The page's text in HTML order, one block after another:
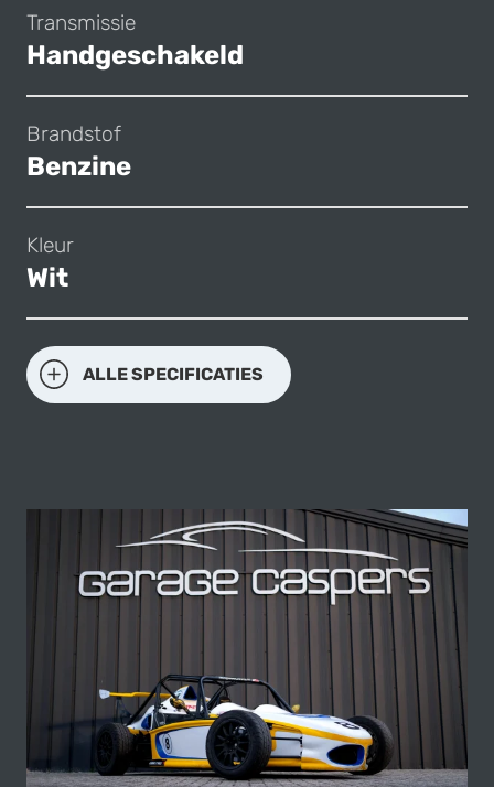
Transmissie
Handgeschakeld
Brandstof
Benzine
Kleur
Wit
ALLE SPECIFICATIES